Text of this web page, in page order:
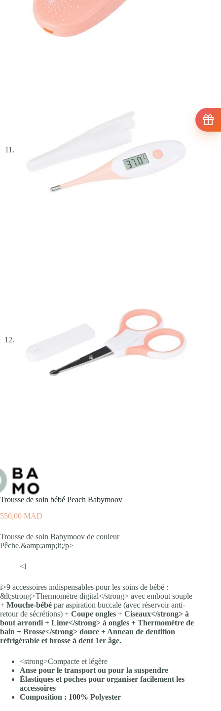
Trousse de soin bébé Peach Babymoov
550,00 MAD
Trousse de soin Babymoov de couleur
Pêche.&amp;amp;lt;/p>
<l
i>9 accessoires indispensables pour les soins de bébé :
&lt;strong>Thermomètre digital</strong> avec embout souple
+ Mouche-bébé par aspiration buccale (avec réservoir anti-
retour de sécrétions) + Coupe ongles + Ciseaux</strong> à
bout arrondi + Lime</strong> à ongles + Thermomètre de
bain + Brosse</strong> douce + Anneau de dentition
réfrigérable et brosse à dent 1er âge.
<strong>Compacte et légère
Anse pour le transport ou pour la suspendre
Élastiques et poches pour organiser facilement les
accessoires
Composition : 100% Polyester